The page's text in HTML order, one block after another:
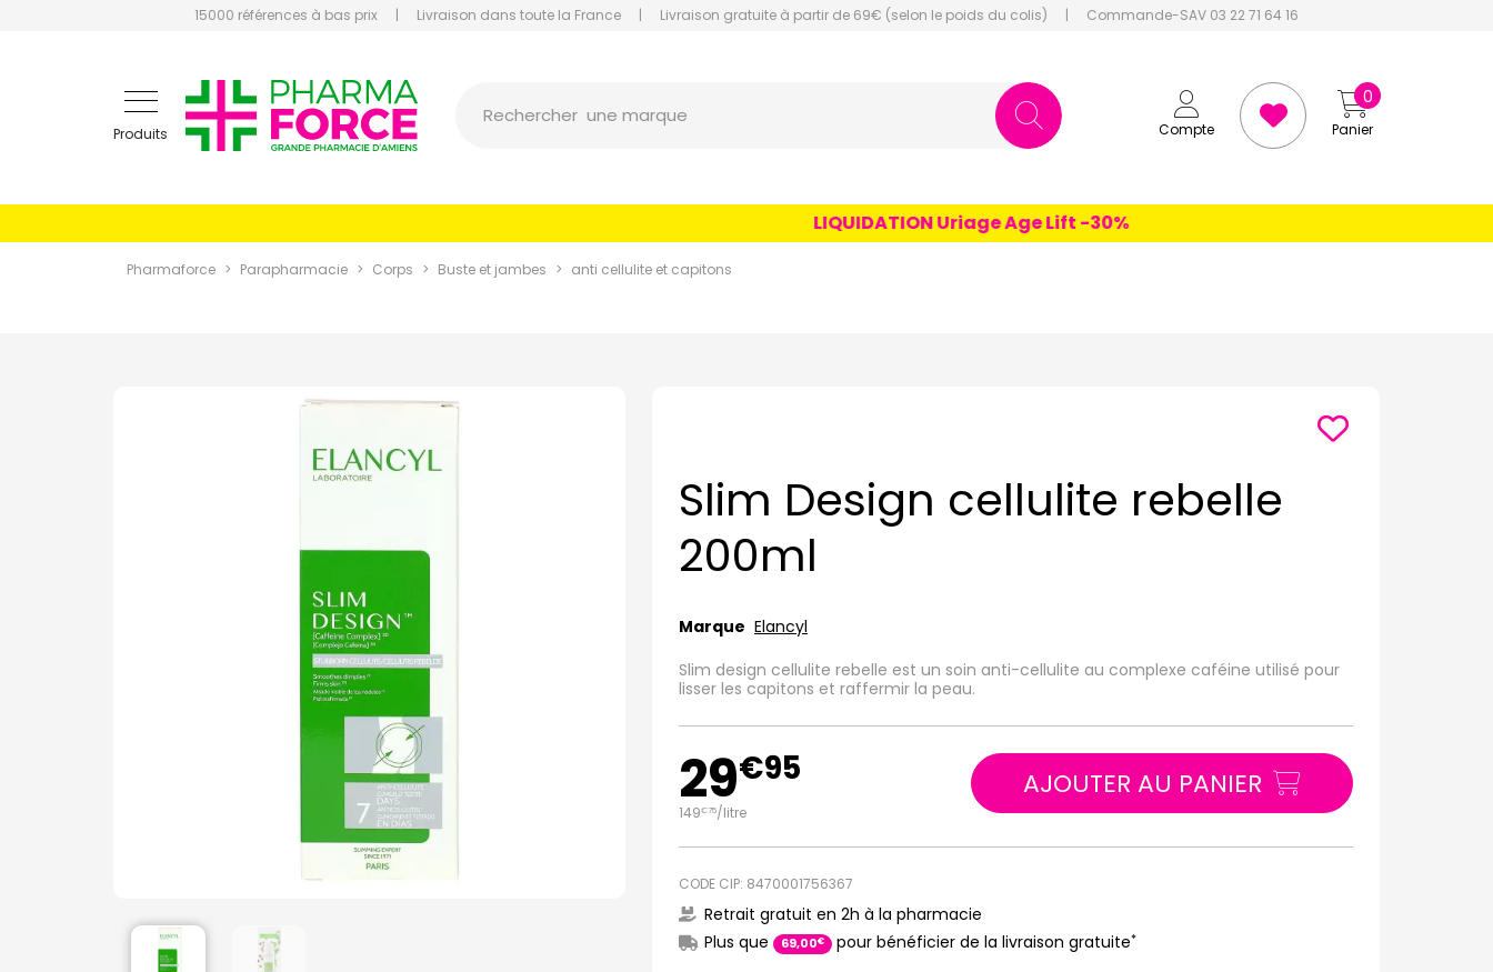
15000 références à bas prix | Livraison dans toute la France | Livraison gratuite à partir de 69€ (selon le poids du colis) | Commande-SAV 03 22 71 64 16
Produits Compte Panier
0
Rechercher
LIQUIDATION Uriage Age Lift -30%
Pharmaforce Parapharmacie Corps Buste et jambes anti cellulite et capitons
Slim Design cellulite rebelle
200ml
Marque Elancyl
Slim design cellulite rebelle est un soin anti-cellulite au complexe caféine utilisé pour
lisser les capitons et raffermir la peau.
29€95
149€75/litre
AJOUTER AU PANIER
CODE CIP: 8470001756367
Retrait gratuit en 2h à la pharmacie
Plus que
69,00€ pour bénéficier de la livraison gratuite*